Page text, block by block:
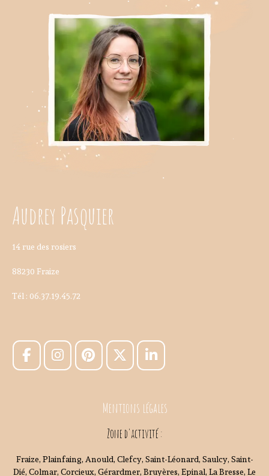
Audrey Pasquier
14 rue des rosiers
88230 Fraize
Tél : 06.37.19.45.72
Mentions légales
Zone d'activité :
Fraize, Plainfaing, Anould, Clefcy, Saint-Léonard, Saulcy, Saint-
Dié, Colmar, Corcieux, Gérardmer, Bruyères, Epinal, La Bresse, Le